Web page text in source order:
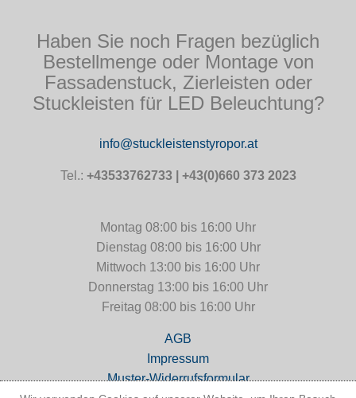
Haben Sie noch Fragen bezüglich
Bestellmenge oder Montage von
Fassadenstuck, Zierleisten oder
Stuckleisten für LED Beleuchtung?
info@stuckleistenstyropor.at
Tel.: +43533762733 | +43(0)660 373 2023
Montag 08:00 bis 16:00 Uhr
Dienstag 08:00 bis 16:00 Uhr
Mittwoch 13:00 bis 16:00 Uhr
Donnerstag 13:00 bis 16:00 Uhr
Freitag 08:00 bis 16:00 Uhr
AGB
Impressum
Muster-Widerrufsformular